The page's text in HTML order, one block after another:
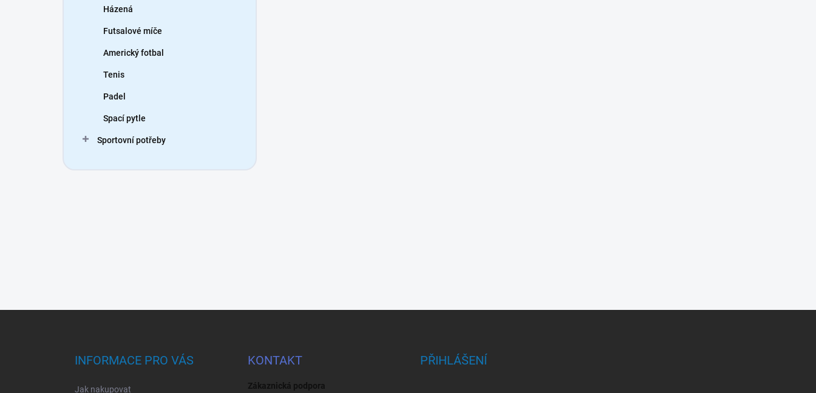
Házená
Futsalové míče
Americký fotbal
Tenis
Padel
Spací pytle
Sportovní potřeby
INFORMACE PRO VÁS
Jak nakupovat
KONTAKT
Zákaznická podpora
PŘIHLÁŠENÍ